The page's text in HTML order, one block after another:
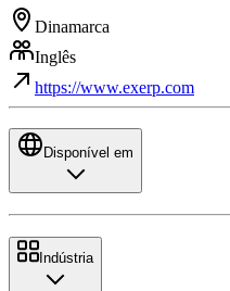
Dinamarca
Inglês
https://www.exerp.com
Disponível em
Indústria